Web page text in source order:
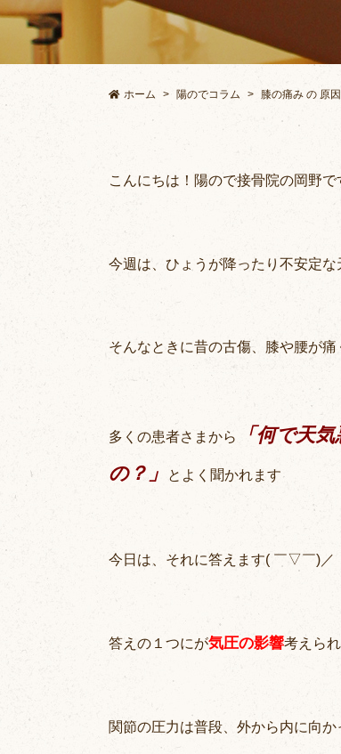
ホーム 陽のでコラム 膝の痛み の 原
こんにちは！陽ので接骨院の岡野で
今週は、ひょうが降ったり不安定
そんなときに昔の古傷、膝や腰が
多くの患者さまから
「何で天
の？」
とよく聞かれます
今日は、それに答えます( ￣▽￣)／
答えの１つにが気圧の影響考えられ
関節の圧力は普段、外から内に向か